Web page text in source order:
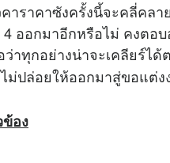
คาราคาซังครั้งนี้จะคลี่ค
ออกมาอีกหรือไม่ คงตอ
ว่าทุกอย่างน่าจะเคลียร์ได้
ปล่อยให้ออกมาสู่ขอแต่ง
อง